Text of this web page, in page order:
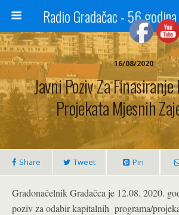
16/08/2020
Javni Poziv Za
Projekata Mjesnih
Share Tweet Pin
Gradonačelnik Gradačca je 12.08. 2020.
poziv za odabir kapitalnih programa/